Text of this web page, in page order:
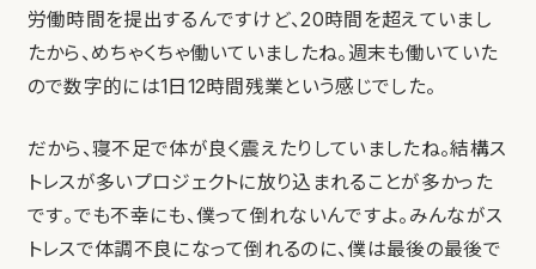
労働時間を提出するんですけど、20時間を超えていまし
たから、めちゃくちゃ働いていましたね。週末も働いていた
ので数字的には1日12時間残業という感じでした。
だから、寝不足で体が良く震えたりしていましたね。結構ス
トレスが多いプロジェクトに放り込まれることが多かった
です。でも不幸にも、僕って倒れないんですよ。みんながス
トレスで体調不良になって倒れるのに、僕は最後の最後で